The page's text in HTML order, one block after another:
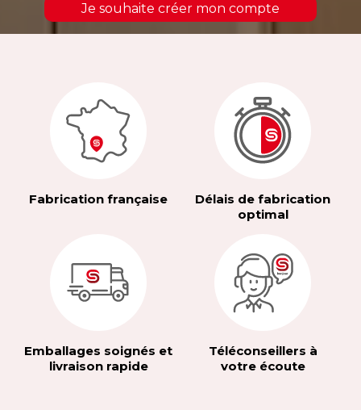
Je souhaite créer mon compte
Fabrication française
Délais de fabrication
optimal
Emballages soignés et
livraison rapide
Téléconseillers à
votre écoute